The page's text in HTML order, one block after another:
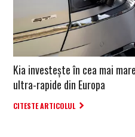
Kia investește în cea mai
ultra-rapide din Europa
CITESTE ARTICOLUL